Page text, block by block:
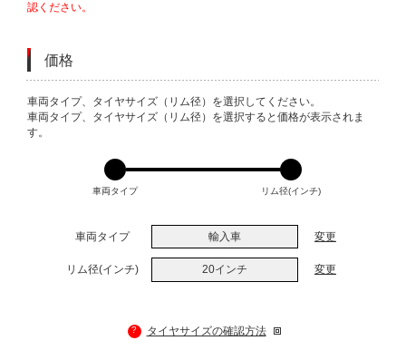
認ください。
価格
VARIATIONS
車両タイプ、タイヤサイズ（リム径）を選択してください。
車両タイプ、タイヤサイズ（リム径）を選択すると価格が表示されま
す。
車両タイプ リム径(インチ)
車両タイプ 輸入車 変更
リム径(インチ) 20インチ 変更
? タイヤサイズの確認方法